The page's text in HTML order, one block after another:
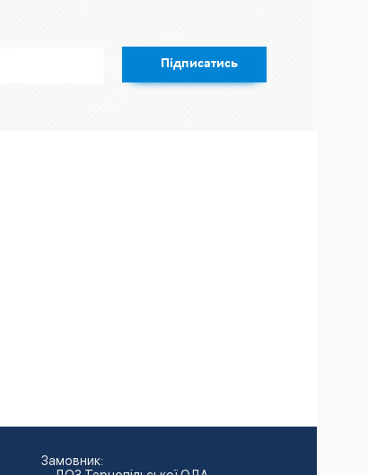
Підписатись
Замовник: